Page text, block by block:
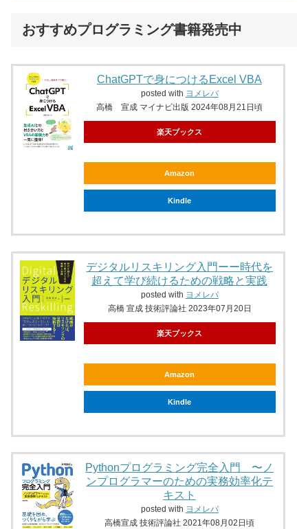
おすすめプログラミング書籍発売中
ChatGPTで身につけるExcel VBA
posted with ヨメレバ
高橋 宣成 マイナビ出版 2024年08月21日頃
楽天ブックス
Amazon
Kindle
デジタルリスキリング入門ーー時代を
超えて学び続けるための戦略と実践
posted with ヨメレバ
高橋 宣成 技術評論社 2023年07月20日
楽天ブックス
Amazon
Kindle
Pythonプログラミング完全入門 〜ノ
ンプログラマーのための実務効率化テ
キスト
posted with ヨメレバ
高橋宣成 技術評論社 2021年08月02日頃